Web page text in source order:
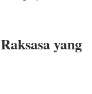
yang